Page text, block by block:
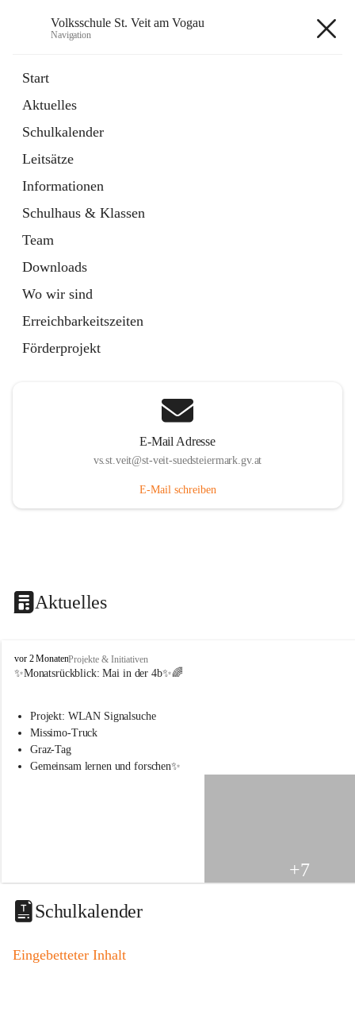
Volksschule St. Veit am Vogau
Navigation
Start
Aktuelles
Schulkalender
Leitsätze
Informationen
Schulhaus & Klassen
Team
Downloads
Wo wir sind
Erreichbarkeitszeiten
Förderprojekt
E-Mail Adresse
vs.st.veit@st-veit-suedsteiermark.gv.at
E-Mail schreiben
Aktuelles
V
o
s
s
c
i
t
a
o
vor 2 MonatenProjekte & Initiativen
✨Monatsrückblick: Mai in der 4b✨🌈
Projekt: WLAN Signalsuche
Missimo-Truck
Graz-Tag
Gemeinsam lernen und forschen✨
+7
Schulkalender
Eingebetteter Inhalt